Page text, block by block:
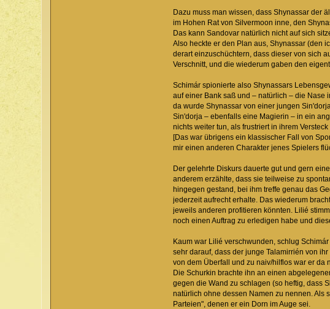
Dazu muss man wissen, dass Shynassar der
im Hohen Rat von Silvermoon inne, den
Das kann Sandovar natürlich nicht auf sich
Also heckte er den Plan aus, Shynassar (den
derart einzuschüchtern, dass dieser von sich
Verschnitt, und die wiederum gaben den
Schimár spionierte also Shynassars
auf einer Bank saß und – natürlich – die Nase
da wurde Shynassar von einer jungen
Sin'dorja – ebenfalls eine Magierin – in ein
nichts weiter tun, als frustriert in ihrem
[Das war übrigens ein klassischer Fall von
mir einen anderen Charakter jenes Spielers
Der gelehrte Diskurs dauerte gut und gern
anderem erzählte, dass sie teilweise zu
hingegen gestand, bei ihm treffe genau das
jederzeit aufrecht erhalte. Das wiederum
jeweils anderen profitieren könnten. Lilié
noch einen Auftrag zu erledigen habe und
Kaum war Lilié verschwunden, schlug
sehr darauf, dass der junge Talamirrién von
von dem Überfall und zu naiv/hilflos war er da
Die Schurkin brachte ihn an einen
gegen die Wand zu schlagen (so heftig, dass
natürlich ohne dessen Namen zu nennen. Als
Parteien", denen er ein Dorn im Auge sei.